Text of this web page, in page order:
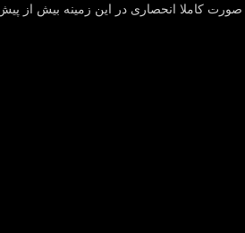
صورت کاملا انحصاری در این زمینه بیش از